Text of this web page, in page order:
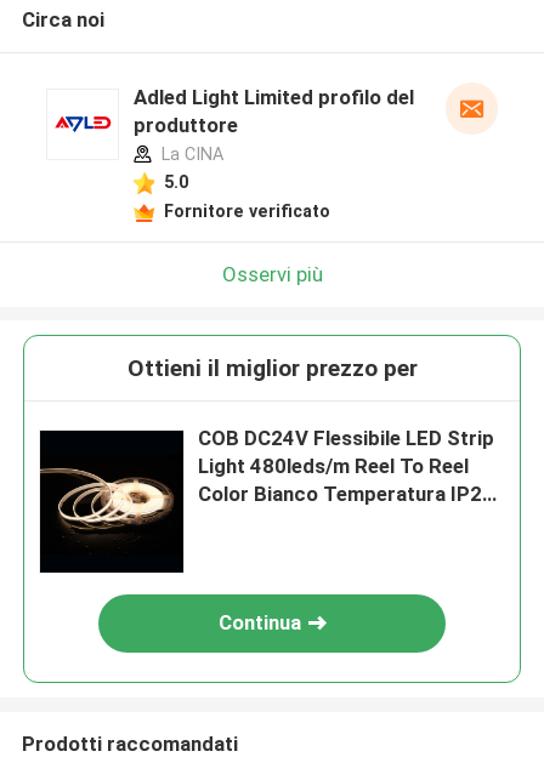
Circa noi
Adled Light Limited profilo del
produttore
La CINA
5.0
Fornitore verificato
Osservi più
Ottieni il miglior prezzo per
COB DC24V Flessibile LED Strip
Light 480leds/m Reel To Reel
Color Bianco Temperatura IP20
Continua
Prodotti raccomandati